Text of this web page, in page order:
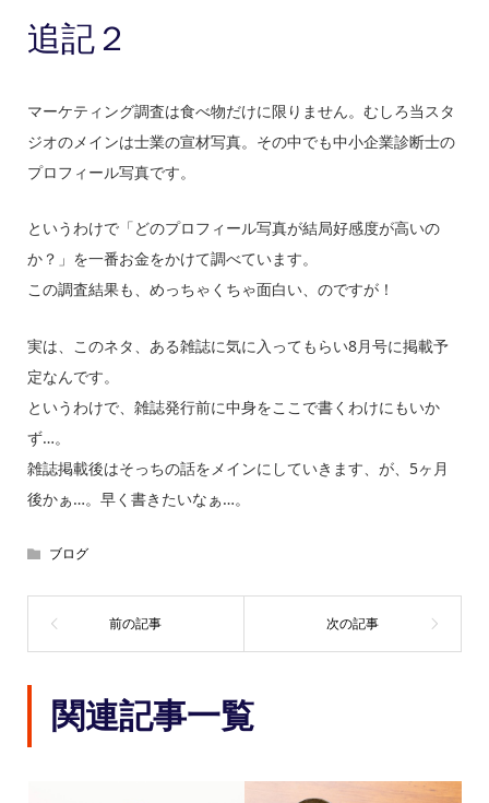
追記２
マーケティング調査は食べ物だけに限りません。むしろ当スタ
ジオのメインは士業の宣材写真。その中でも中小企業診断士の
プロフィール写真です。
というわけで「どのプロフィール写真が結局好感度が高いの
か？」を一番お金をかけて調べています。
この調査結果も、めっちゃくちゃ面白い、のですが！
実は、このネタ、ある雑誌に気に入ってもらい8月号に掲載予
定なんです。
というわけで、雑誌発行前に中身をここで書くわけにもいか
ず…。
雑誌掲載後はそっちの話をメインにしていきます、が、5ヶ月
後かぁ…。早く書きたいなぁ…。
ブログ
関連記事一覧